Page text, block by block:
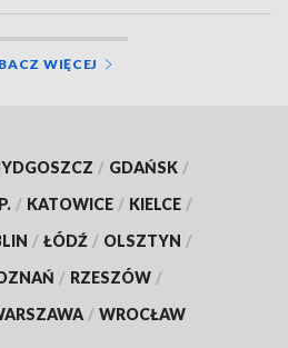
WIĘCEJ
/ GDAŃSK /
/ KATOWICE / KIELCE /
/ ŁÓDŹ / OLSZTYN /
/ RZESZÓW /
/ WROCŁAW